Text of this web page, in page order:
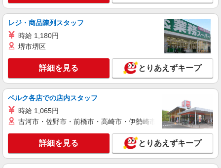
レジ・商品陳列スタッフ
時給 1,180円
堺市堺区
詳細を見る とりあえずキープ
ベルク各店での店内スタッフ
時給 1,065円
古河市・佐野市・前橋市・高崎市・伊勢崎市・太田市・館林市
詳細を見る とりあえずキープ